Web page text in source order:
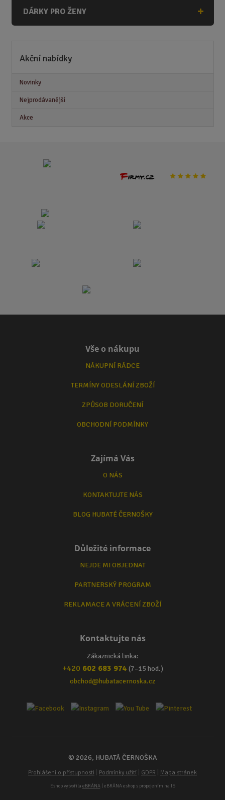
DÁRKY PRO ŽENY
Akční nabídky
Novinky
Nejprodávanější
Akce
Vše o nákupu
NÁKUPNÍ RÁDCE
TERMÍNY ODESLÁNÍ ZBOŽÍ
ZPŮSOB DORUČENÍ
OBCHODNÍ PODMÍNKY
Zajímá Vás
O NÁS
KONTAKTUJTE NÁS
BLOG HUBATÉ ČERNOŠKY
Důležité informace
NEJDE MI OBJEDNAT
PARTNERSKÝ PROGRAM
REKLAMACE A VRÁCENÍ ZBOŽÍ
Kontaktujte nás
Zákaznická linka:
+420 602 683 974 (7–15 hod.)
obchod@hubatacernoska.cz
© 2026, HUBATÁ ČERNOŠKA
Prohlášení o přístupnosti Podmínky užití GDPR Mapa stránek
Eshop vytvořila eBRÁNA| eBRÁNA eshop s propojením na IS